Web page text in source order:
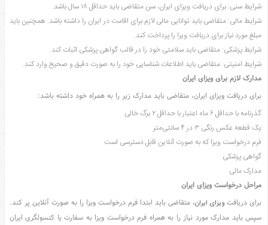
شرایط سنی: برای دریافت ویزای ایران، سن متقاضی باید حداقل ۱۸ سال باشد.
شرایط مالی: متقاضی باید توانایی مالی لازم برای اقامت در ایران را داشته باشد. همچنین باید
مبلغ مورد نیاز برای دریافت ویزا را پرداخت کند.
شرایط پزشکی: متقاضی باید سلامتی خود را در قالب گواهی پزشکی اثبات کند.
شرایط امنیتی: متقاضی باید اطلاعات شناسایی خود را به صورت دقیق و صحیح وارد کند.
مدارک لازم برای ویزای ایران
برای دریافت ویزای ایران، متقاضی باید مدارک زیر را به همراه خود داشته باشد:
گذرنامه با حداقل ۶ ماه اعتبار با حداقل ۲ برگ خالی
یک قطعه عکس رنگی ۳ در ۴ سانتی‌متر
فرم درخواست ویزا که به صورت آنلاین قابل دسترسی است
گواهی پزشکی
مدارک مالی
مراحل درخواست ویزای ایران
برای دریافتویزای ایران، متقاضی باید ابتدا فرم درخواست ویزا را به صورت آنلاین پر کند.
سپس باید مدارک مورد نیاز را به همراه فرم درخواست ویزا به سفارت یا کنسولگری ایران